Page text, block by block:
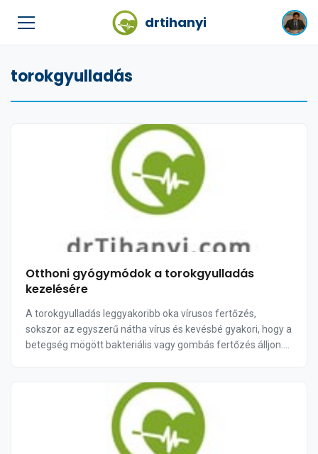
drtihanyi
torokgyulladás
Otthoni gyógymódok a torokgyulladás
kezelésére
A torokgyulladás leggyakoribb oka vírusos fertőzés,
sokszor az egyszerű nátha vírus és kevésbé gyakori, hogy a
betegség mögött bakteriális vagy gombás fertőzés álljon.